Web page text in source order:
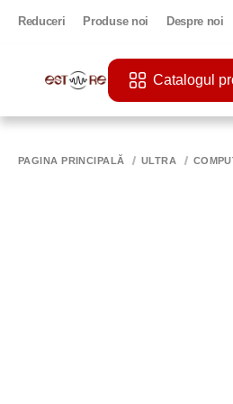
Reduceri Produse noi Despre noi
Catalogul
PAGINA PRINCIPALĂ ULTRA